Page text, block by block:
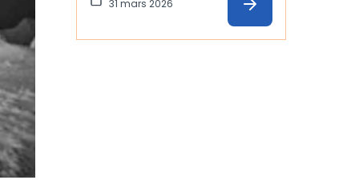
31 mars 2026